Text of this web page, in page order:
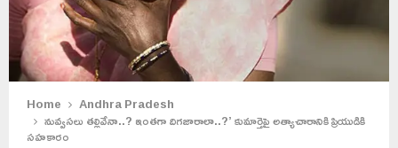
Home Andhra Pradesh
నువ్వసలు తల్లివేనా..? ఇంతగా దిగజారాలా..?’ కుమార్తెపై అత్యాచారానికి ప్రియుడికి
సహకారం